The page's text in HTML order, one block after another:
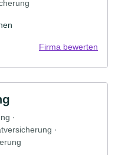
Firma bewerten
·
·